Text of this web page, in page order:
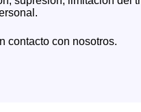
contacto con nosotros.